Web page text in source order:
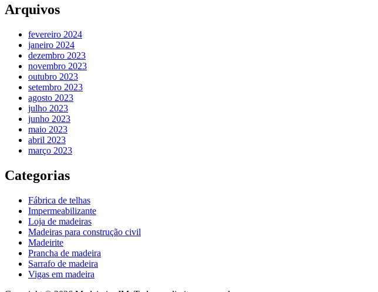
Arquivos
fevereiro 2024
janeiro 2024
dezembro 2023
novembro 2023
outubro 2023
setembro 2023
agosto 2023
julho 2023
junho 2023
maio 2023
abril 2023
março 2023
Categorias
Fábrica de telhas
Impermeabilizante
Loja de madeiras
Madeiras para construção civil
Madeirite
Prancha de madeira
Sarrafo de madeira
Vigas em madeira